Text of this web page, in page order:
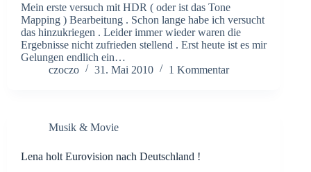
Mein erste versuch mit HDR ( oder ist das Tone
Mapping ) Bearbeitung . Schon lange habe ich versucht
das hinzukriegen . Leider immer wieder waren die
Ergebnisse nicht zufrieden stellend . Erst heute ist es mir
Gelungen endlich ein…
czoczo
31. Mai 2010 1 Kommentar
Musik & Movie
Lena holt Eurovision nach Deutschland !